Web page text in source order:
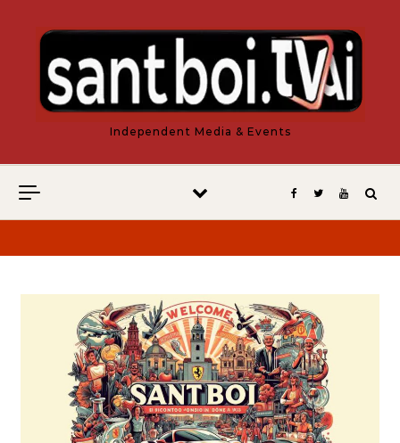
Independent Media & Events